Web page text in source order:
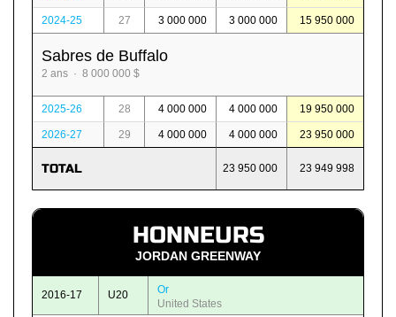
2024-25 27 3 000 000 3 000 000 15 950 000
Sabres de Buffalo
2 ans · 8 000 000 $
2025-26 28 4 000 000 4 000 000 19 950 000
2026-27 29 4 000 000 4 000 000 23 950 000
TOTAL 23 950 000 23 949 998
HONNEURS
JORDAN GREENWAY
2016-17 U20
Or
United States